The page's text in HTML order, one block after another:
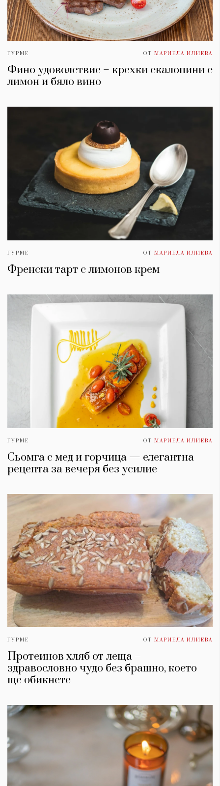
ГУРМЕ ОТ МАРИЕЛА ИЛИЕВА
Фино удоволствие – крехки скалопини с
лимон и бяло вино
ГУРМЕ ОТ МАРИЕЛА ИЛИЕВА
Френски тарт с лимонов крем
ГУРМЕ ОТ МАРИЕЛА ИЛИЕВА
Сьомга с мед и горчица — елегантна
рецепта за вечеря без усилие
ГУРМЕ ОТ МАРИЕЛА ИЛИЕВА
Протеинов хляб от леща –
здравословно чудо без брашно, което
ще обикнете